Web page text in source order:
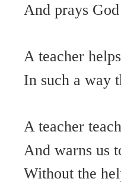
And prays
A teacher
In such a way
A teacher
And warns us
Without the